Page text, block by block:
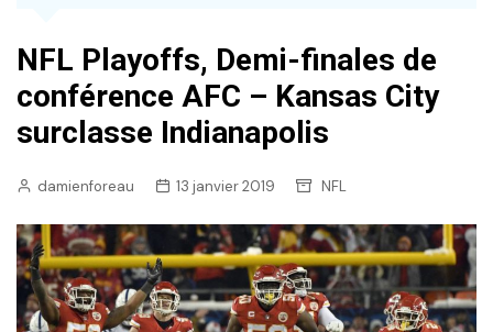
NFL Playoffs, Demi-finales de
conférence AFC – Kansas City
surclasse Indianapolis
damienforeau 13 janvier 2019 NFL